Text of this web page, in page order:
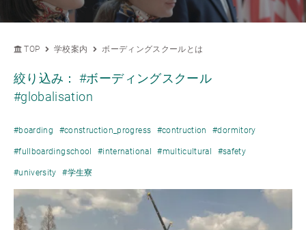
TOP 学校案内 ボーディングスクールとは
絞り込み：#ボーディングスクール
#globalisation
#boarding #construction_progress #contruction #dormitory
#fullboardingschool #international #multicultural #safety
#university #学生寮